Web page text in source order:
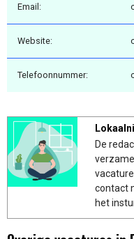
Email:
Website:
Telefoonnummer:
De
contact
het